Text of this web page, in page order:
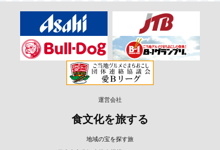
運営会社
食文化を旅する
地域の宝を探す旅